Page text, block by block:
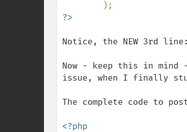
Notice, the NEW 3rd
Now - keep this in
issue, when I finally
The complete code to
<?php